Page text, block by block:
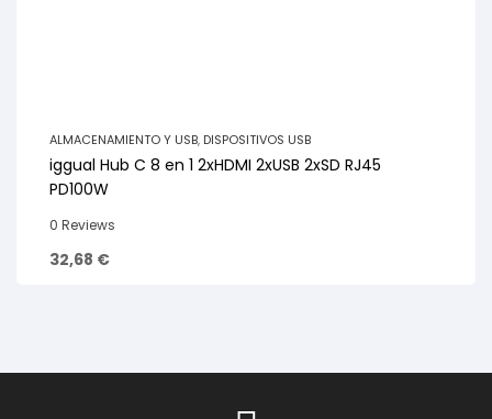
ALMACENAMIENTO Y USB, DISPOSITIVOS USB
iggual Hub C 8 en 1 2xHDMI 2xUSB 2xSD RJ45
PD100W
0 Reviews
32,68 €